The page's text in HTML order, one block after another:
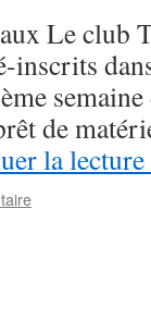
Le club
inscrits
semaine
de
la lecture